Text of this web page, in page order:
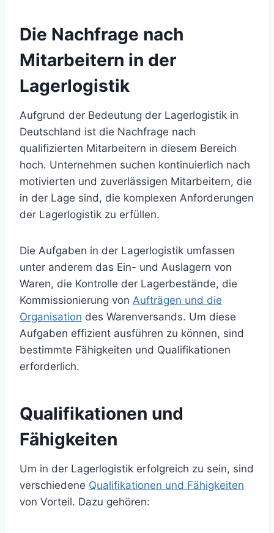
Die Nachfrage nach
Mitarbeitern in der
Lagerlogistik
Aufgrund der Bedeutung der Lagerlogistik in
Deutschland ist die Nachfrage nach
qualifizierten Mitarbeitern in diesem Bereich
hoch. Unternehmen suchen kontinuierlich nach
motivierten und zuverlässigen Mitarbeitern, die
in der Lage sind, die komplexen Anforderungen
der Lagerlogistik zu erfüllen.
Die Aufgaben in der Lagerlogistik umfassen
unter anderem das Ein- und Auslagern von
Waren, die Kontrolle der Lagerbestände, die
Kommissionierung von Aufträgen und die
Organisation des Warenversands. Um diese
Aufgaben effizient ausführen zu können, sind
bestimmte Fähigkeiten und Qualifikationen
erforderlich.
Qualifikationen und
Fähigkeiten
Um in der Lagerlogistik erfolgreich zu sein, sind
verschiedene Qualifikationen und Fähigkeiten
von Vorteil. Dazu gehören: